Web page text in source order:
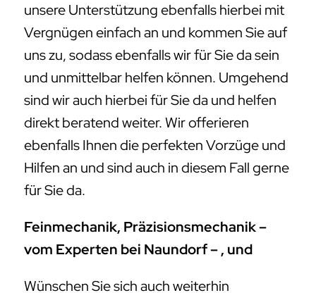
unsere Unterstützung ebenfalls hierbei mit
Vergnügen einfach an und kommen Sie auf
uns zu, sodass ebenfalls wir für Sie da sein
und unmittelbar helfen können. Umgehend
sind wir auch hierbei für Sie da und helfen
direkt beratend weiter. Wir offerieren
ebenfalls Ihnen die perfekten Vorzüge und
Hilfen an und sind auch in diesem Fall gerne
für Sie da.
Feinmechanik, Präzisionsmechanik –
vom Experten bei Naundorf – , und
Wünschen Sie sich auch weiterhin